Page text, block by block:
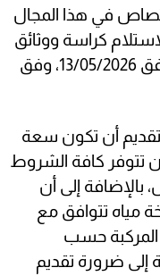
في هذا المجال
كراسة ووثائق
العطاء ابتداءً من يوم الأربعاء الموافق 13/05/2026، وفق
أن تكون سعة
تتوفر كافة الشروط
بالإضافة إلى أن
مياه تتوافق مع
المركبة حسب
إلى ضرورة تقديم